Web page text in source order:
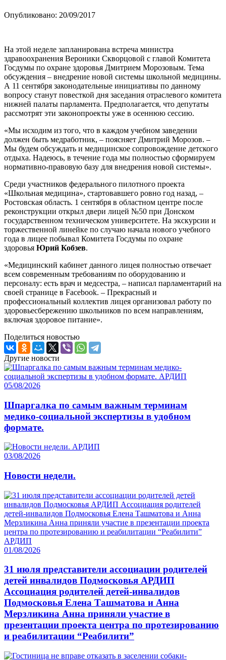
Опубликовано: 20/09/2017
На этой неделе запланирована встреча министра
здравоохранения Вероники Скворцовой с главой Комитета
Госдумы по охране здоровья Дмитрием Морозовым. Тема
обсуждения – внедрение новой системы школьной медицины.
А 11 сентября законодательные инициативы по данному
вопросу станут повесткой дня заседания отраслевого комитета
нижней палаты парламента. Предполагается, что депутаты
рассмотрят эти законопроекты уже в осеннюю сессию.
«Мы исходим из того, что в каждом учебном заведении
должен быть медработник, – поясняет Дмитрий Морозов. –
Мы будем обсуждать и медицинское сопровождение детского
отдыха. Надеюсь, в течение года мы полностью сформируем
нормативно-правовую базу для внедрения новой системы».
Среди участников федерального пилотного проекта
«Школьная медицина», стартовавшего ровно год назад, –
Ростовская область. 1 сентября в областном центре после
реконструкции открыл двери лицей №50 при Донском
государственном техническом университете. На экскурсии и
торжественной линейке по случаю начала нового учебного
года в лицее побывал Комитета Госдумы по охране
здоровья Юрий Кобзев.
«Медицинский кабинет данного лицея полностью отвечает
всем современным требованиям по оборудованию и
персоналу: есть врач и медсестра, – написал парламентарий на
своей странице в Facebook. – Прекрасный и
профессиональный коллектив лицея организовал работу по
здоровьесбережению школьников по всем направлениям,
включая здоровое питание».
Поделиться новостью
Другие новости
05/08/2026
Шпаргалка по самым важным терминам
медико-социальной экспертизы в удобном
формате.
03/08/2026
Новости недели.
01/08/2026
31 июля представители ассоциации родителей
детей инвалидов Подмосковья АРДИП
Ассоциация родителей детей-инвалидов
Подмосковья Елена Ташматова и Анна
Мерзликина Анна приняли участие в
презентации проекта центра по протезированию
и реабилитации “Реабилити”